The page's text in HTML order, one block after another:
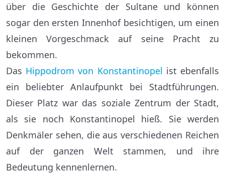
über die Geschichte der Sultane und können
sogar den ersten Innenhof besichtigen, um einen
kleinen Vorgeschmack auf seine Pracht zu
bekommen.
Das Hippodrom von Konstantinopel ist ebenfalls
ein beliebter Anlaufpunkt bei Stadtführungen.
Dieser Platz war das soziale Zentrum der Stadt,
als sie noch Konstantinopel hieß. Sie werden
Denkmäler sehen, die aus verschiedenen Reichen
auf der ganzen Welt stammen, und ihre
Bedeutung kennenlernen.